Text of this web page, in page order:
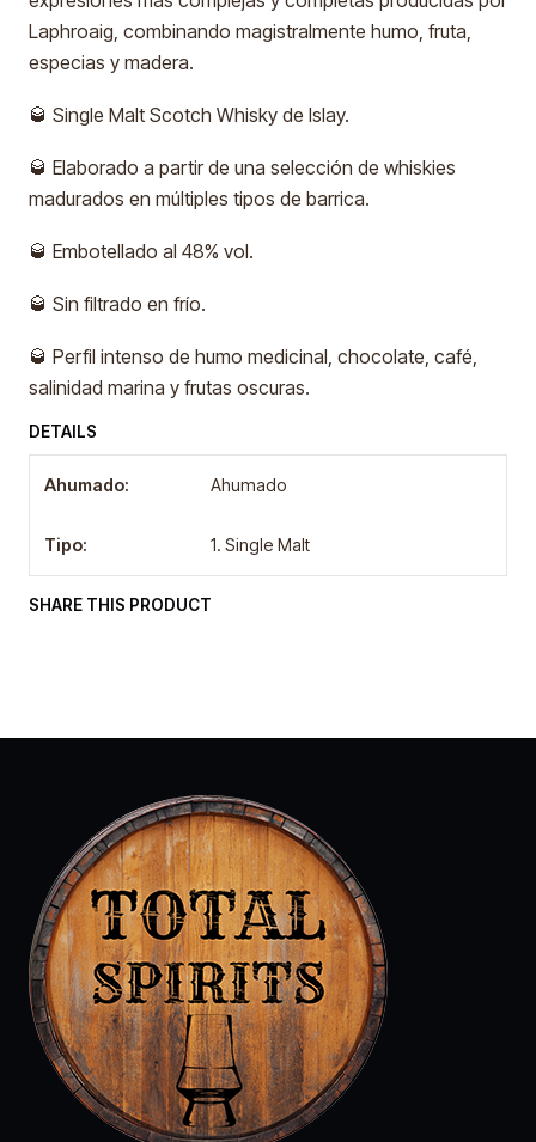
Laphroaig, combinando magistralmente humo, fruta,
especias y madera.
🥃 Single Malt Scotch Whisky de Islay.
🥃 Elaborado a partir de una selección de whiskies
madurados en múltiples tipos de barrica.
🥃 Embotellado al 48% vol.
🥃 Sin filtrado en frío.
🥃 Perfil intenso de humo medicinal, chocolate, café,
salinidad marina y frutas oscuras.
DETAILS
Ahumado: Ahumado
Tipo: 1. Single Malt
SHARE THIS PRODUCT